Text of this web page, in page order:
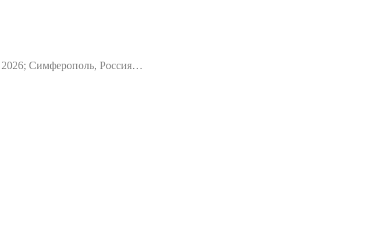
Симферополь, Россия…